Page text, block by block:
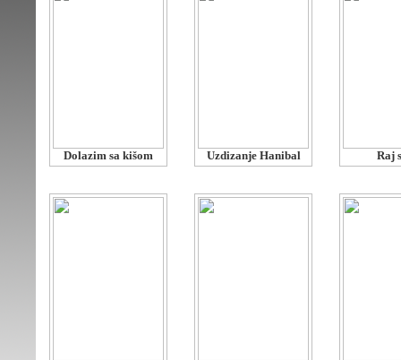
Dolazim sa kišom Uzdizanje Hanibal Raj